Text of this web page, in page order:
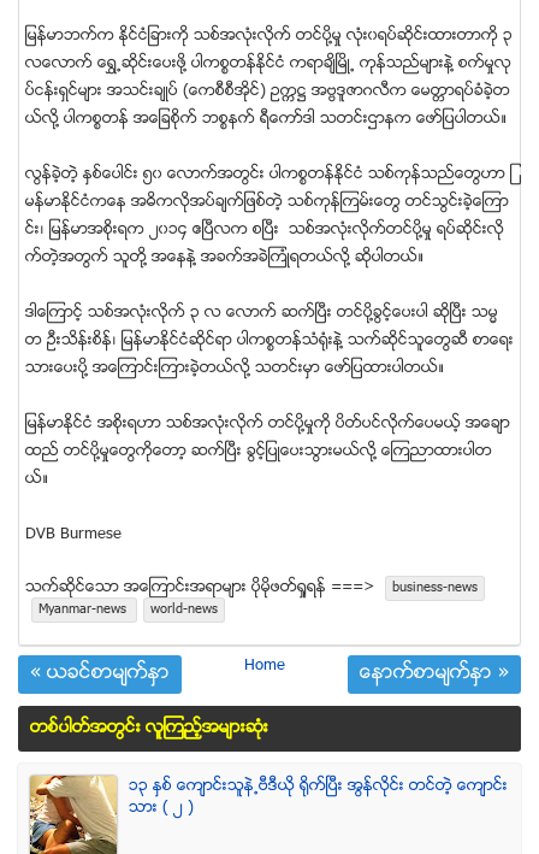
ျမန္မာဘက္က ႏုိင္ငံျခားကို သစ္အလံုးလိုက္ တင္ပို႔မႈ လံုး၀ရပ္ဆိုင္းထားတာကို ၃
လေလာက္ ေရႊ႕ဆိုင္းေပးဖုိ႔ ပါကစၥတန္ႏိုင္ငံ ကရာခ်ိၿမိဳ႕ ကုန္သည္မ်ားနဲ႔ စက္မႈလု
ပ္ငန္းရွင္မ်ား အသင္းခ်ဳပ္ (ေကစီစီအိုင္) ဥကၠ႒ အဗၺဒူဇာဂလီက ေမတၱာရပ္ခံခဲ့တ
ယ္လို႔ ပါကစၥတန္ အေျခစိုက္ ဘစၥနက္ ရီေကာ္ဒါ သတင္းဌာနက ေဖာ္ျပပါတယ္။
လြန္ခဲ့တဲ့ ႏွစ္ေပါင္း ၅၀ ေလာက္အတြင္း ပါကစၥတန္ႏုိင္ငံ သစ္ကုန္သည္ေတြဟာ ျ
မန္မာႏုိင္ငံကေန အဓိကလိုအပ္ခ်က္ျဖစ္တဲ့ သစ္ကုန္ၾကမ္းေတြ တင္သြင္းခဲ့ေၾကာ
င္း၊ ျမန္မာအစိုးရက ၂၀၁၄ ဧၿပီလက စၿပီး သစ္အလံုးလိုက္တင္ပို႔မႈ ရပ္ဆိုင္းလို
က္တဲ့အတြက္ သူတို႔ အေနနဲ႔ အခက္အခဲၾကံဳရတယ္လုိ႔ ဆုိပါတယ္။
ဒါေၾကာင့္ သစ္အလံုးလိုက္ ၃ လ ေလာက္ ဆက္ၿပီး တင္ပို႔ခြင့္ေပးပါ ဆိုၿပီး သမၼ
တ ဦးသိန္းစိန္၊ ျမန္မာႏိုင္ငံဆိုင္ရာ ပါကစၥတန္သံရံုးနဲ႔ သက္ဆိုင္သူေတြဆီ စာေရး
သားေပးပို႔ အေၾကာင္းၾကားခဲ့တယ္လို႔ သတင္းမွာ ေဖာ္ျပထားပါတယ္။
ျမန္မာႏုိင္ငံ အစိုးရဟာ သစ္အလံုးလိုက္ တင္ပို႔မႈကို ပိတ္ပင္လိုက္ေပမယ့္ အေခ်ာ
ထည္ တင္ပို႔မႈေတြကိုေတာ့ ဆက္ၿပီး ခြင့္ျပဳေပးသြားမယ္လို႔ ေၾကညာထားပါတ
ယ္။
DVB Burmese
သက္ဆုိင္ေသာ အေၾကာင္းအရာမ်ား ပုိမုိဖတ္ရႈရန္ ===>
business-news
Myanmar-news
world-news
« ယခင္စာမ်က္ႏွာ Home ေနာက္စာမ်က္ႏွာ »
တစ္ပါတ္အတြင္း လူၾကည့္အမ်ားဆံုး
၁၃ ႏွစ္ ေက်ာင္းသူနဲ႕ဗီဒီယို ရိုက္ျပီး အြန္လိုင္း တင္တဲ့ ေက်ာင္း
သား ( ၂ )